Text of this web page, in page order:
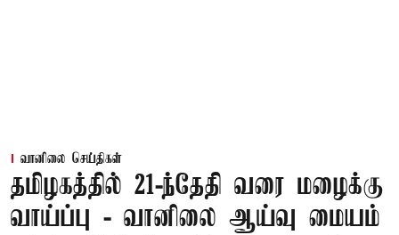
வானிலை செய்திகள்
தமிழகத்தில் 21-ந்தேதி வரை மழைக்கு
வாய்ப்பு - வானிலை ஆய்வு மையம்